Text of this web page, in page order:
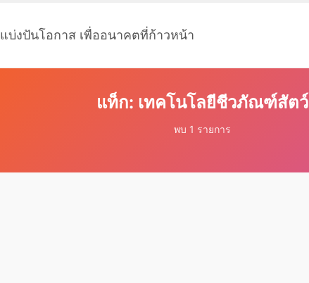
แบ่งปันโอกาส เพื่ออนาคตที่ก้าวหน้า
แท็ก: เทคโนโลยีชีวภัณฑ์สัตว์
พบ 1 รายการ